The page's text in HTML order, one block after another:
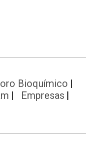
Bioquímico
Empresas